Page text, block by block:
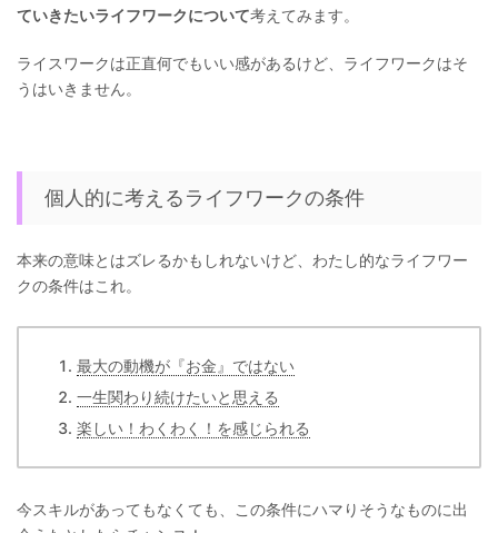
ていきたいライフワークについて考えてみます。
ライスワークは正直何でもいい感があるけど、ライフワークはそ
うはいきません。
個人的に考えるライフワークの条件
本来の意味とはズレるかもしれないけど、わたし的なライフワー
クの条件はこれ。
最大の動機が『お金』ではない
一生関わり続けたいと思える
楽しい！わくわく！を感じられる
今スキルがあってもなくても、この条件にハマりそうなものに出